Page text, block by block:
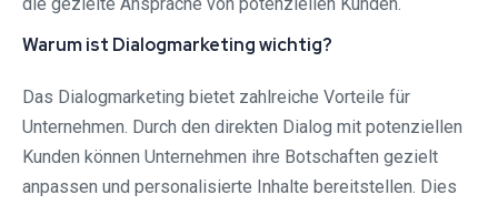
Warum ist Dialogmarketing wichtig?
Das Dialogmarketing bietet zahlreiche Vorteile für
Unternehmen. Durch den direkten Dialog mit potenziellen
Kunden können Unternehmen ihre Botschaften gezielt
anpassen und personalisierte Inhalte bereitstellen. Dies